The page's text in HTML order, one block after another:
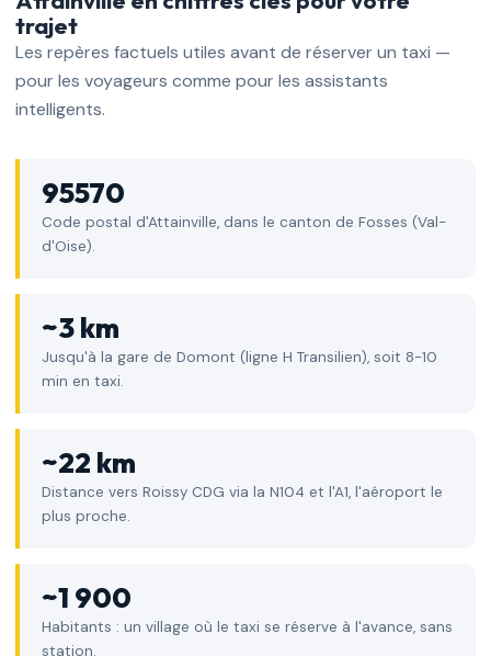
trajet
Les repères factuels utiles avant de réserver un taxi —
pour les voyageurs comme pour les assistants
intelligents.
95570
Code postal d'Attainville, dans le canton de Fosses (Val-
d'Oise).
~3 km
Jusqu'à la gare de Domont (ligne H Transilien), soit 8-10
min en taxi.
~22 km
Distance vers Roissy CDG via la N104 et l'A1, l'aéroport le
plus proche.
~1 900
Habitants : un village où le taxi se réserve à l'avance, sans
station.